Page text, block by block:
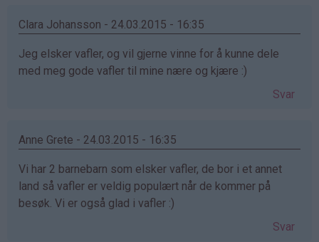
Clara Johansson - 24.03.2015 - 16:35
Jeg elsker vafler, og vil gjerne vinne for å kunne dele
med meg gode vafler til mine nære og kjære :)
Svar
Anne Grete - 24.03.2015 - 16:35
Vi har 2 barnebarn som elsker vafler, de bor i et annet
land så vafler er veldig populært når de kommer på
besøk. Vi er også glad i vafler :)
Svar